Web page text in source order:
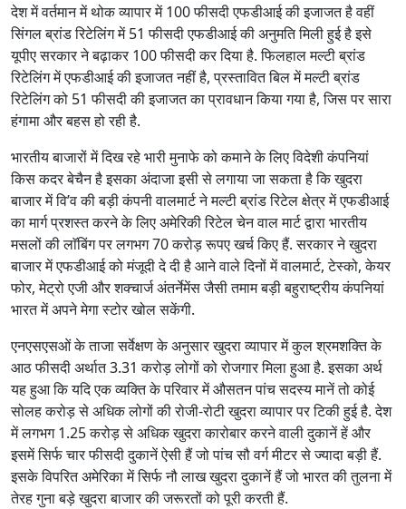
देश में वर्तमान में थोक व्यापार में 100 फीसदी एफडीआई की इजाजत है वहीं
सिंगल ब्रांड रिटेलिंग में 51 फीसदी एफडीआई की अनुमति मिली हुई है इसे
यूपीए सरकार ने बढ़ाकर 100 फीसदी कर दिया है. फिलहाल मल्टी ब्रांड
रिटेलिंग में एफडीआई की इजाजत नहीं है, प्रस्तावित बिल में मल्टी ब्रांड
रिटेलिंग को 51 फीसदी की इजाजत का प्रावधान किया गया है, जिस पर सारा
हंगामा और बहस हो रही है.
भारतीय बाजारों में दिख रहे भारी मुनाफे को कमाने के लिए विदेशी कंपनियां
किस कदर बेचैन है इसका अंदाजा इसी से लगाया जा सकता है कि खुदरा
बाजार में वि’व की बड़ी कंपनी वालमार्ट ने मल्टी ब्रांड रिटेल क्षेत्र में एफडीआई
का मार्ग प्रशस्त करने के लिए अमेरिकी रिटेल चेन वाल मार्ट द्वारा भारतीय
मसलों की लाॅबिंग पर लगभग 70 करोड़ रूपए खर्च किए हैं. सरकार ने खुदरा
बाजार में एफडीआई को मंजूदी दे दी है आने वाले दिनों में वालमार्ट, टेस्को, केयर
फोर, मेट्रो एजी और शक्चार्ज अंतर्नेमेंस जैसी तमाम बड़ी बहुराष्ट्रीय कंपनियां
भारत में अपने मेगा स्टोर खोल सकेंगी.
एनएसएसओं के ताजा सर्वेक्षण के अनुसार खुदरा व्यापार में कुल श्रमशक्ति के
आठ फीसदी अर्थात 3.31 करोड़ लोगों को रोजगार मिला हुआ है. इसका अर्थ
यह हुआ कि यदि एक व्यक्ति के परिवार में औसतन पांच सदस्य मानें तो कोई
सोलह करोड़ से अधिक लोगों की रोजी-रोटी खुदरा व्यापार पर टिकी हुई है. देश
में लगभग 1.25 करोड़ से अधिक खुदरा कारोबार करने वाली दुकानें हें और
इसमें सिर्फ चार फीसदी दुकानें ऐसी हैं जो पांच सौ वर्ग मीटर से ज्यादा बड़ी हैं.
इसके विपरित अमेरिका में सिर्फ नौ लाख खुदरा दुकानें हैं जो भारत की तुलना में
तेरह गुना बड़े खुदरा बाजार की जरूरतों को पूरी करती हैं.